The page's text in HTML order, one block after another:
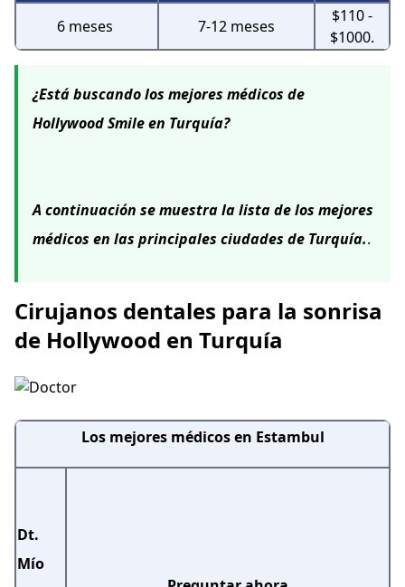
6 meses 7-12 meses
$110 -
$1000.
¿Está buscando los mejores médicos de
Hollywood Smile en Turquía?
A continuación se muestra la lista de los mejores
médicos en las principales ciudades de Turquía..
Cirujanos dentales para la sonrisa
de Hollywood en Turquía
Los mejores médicos en Estambul
Dt.
Mío